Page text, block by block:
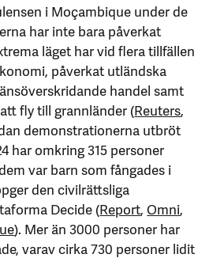
i Moçambique under de
har inte bara påverkat
läget har vid flera tillfällen
påverkat utländska
handel samt
fly till grannländer (Reuters,
demonstrationerna utbröt
har omkring 315 personer
var barn som fångades i
den civilrättsliga
Decide (Report,Omni,
). Mer än 3000 personer har
varav cirka 730 personer lidit